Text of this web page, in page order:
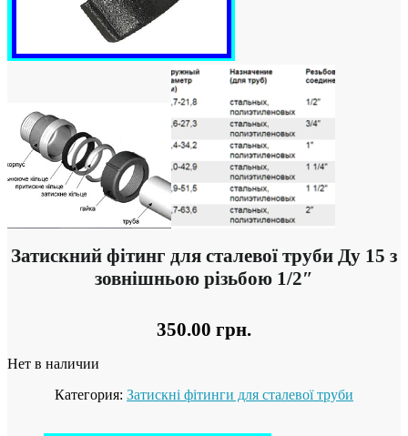
Затискний фітинг для сталевої труби Ду 15 з
зовнішньою різьбою 1/2″
350.00 грн.
Нет в наличии
Категория: Затискні фітинги для сталевої труби